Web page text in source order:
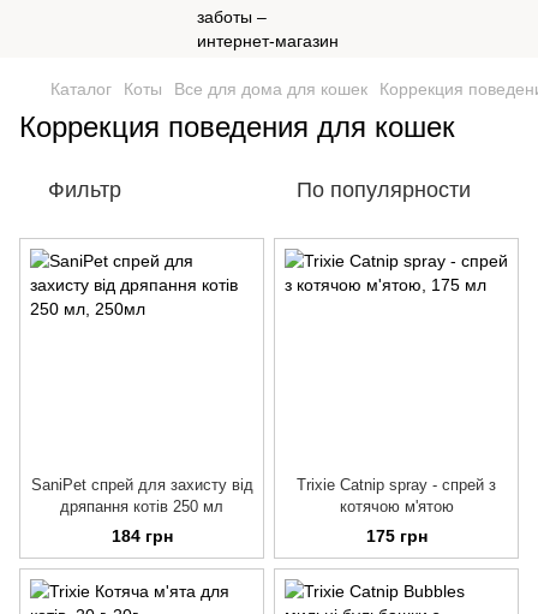
Каталог Коты Все для дома для кошек Коррекция
Коррекция поведения для кошек
Фильтр По популярности
SaniPet спрей для захисту від
дряпання котів 250 мл
184 грн
Trixie Catnip spray - спрей з
котячою м'ятою
175 грн